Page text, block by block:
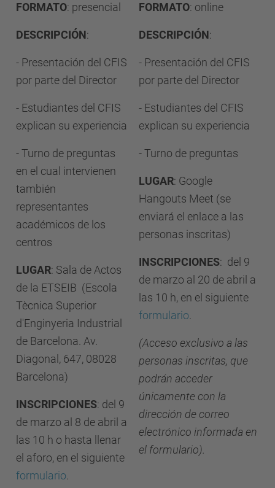
FORMATO: presencial
DESCRIPCIÓN:
- Presentación del CFIS
por parte del Director
- Estudiantes del CFIS
explican su experiencia
- Turno de preguntas
en el cual intervienen
también
representantes
académicos de los
centros
LUGAR: Sala de Actos
de la ETSEIB (Escola
Tècnica Superior
d'Enginyeria Industrial
de Barcelona. Av.
Diagonal, 647, 08028
Barcelona)
INSCRIPCIONES: del 9
de marzo al 8 de abril a
las 10 h o hasta llenar
el aforo, en el siguiente
formulario
FORMATO: online
DESCRIPCIÓN:
- Presentación del CFIS
por parte del Director
- Estudiantes del CFIS
explican su experiencia
- Turno de preguntas
LUGAR: Google
Hangouts Meet (se
enviará el enlace a las
personas inscritas)
INSCRIPCIONES: del 9
de marzo al 20 de abril a
las 10 h, en el siguiente
formulario
(Acceso exclusivo a las
personas inscritas, que
podrán acceder
únicamente con la
dirección de correo
electrónico informada en
el formulario).